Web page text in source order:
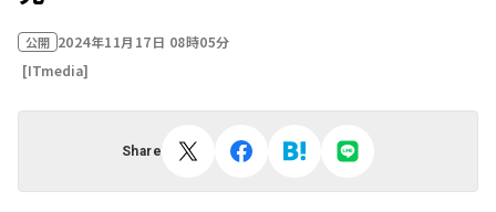
公開 2024年11月17日 08時05分
[ITmedia]
Share